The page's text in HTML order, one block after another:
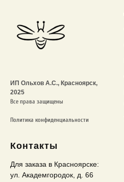
ИП Ольхов А.С., Красноярск,
2025
Все права защищены
Политика конфиденциальности
Контакты
Для заказа в Красноярске:
ул. Академгородок, д. 66